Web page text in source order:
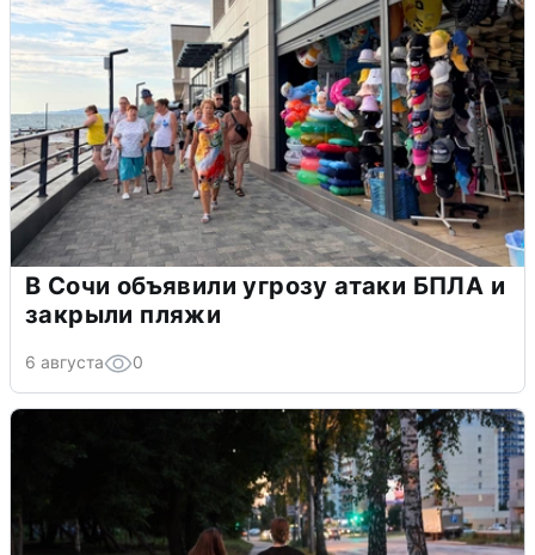
В Сочи объявили угрозу атаки БПЛА и
закрыли пляжи
6 августа 0